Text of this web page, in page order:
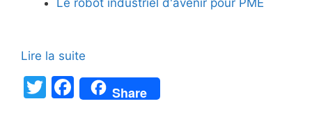
Le robot industriel d'avenir pour PME
Lire la suite
T
F
a
Share